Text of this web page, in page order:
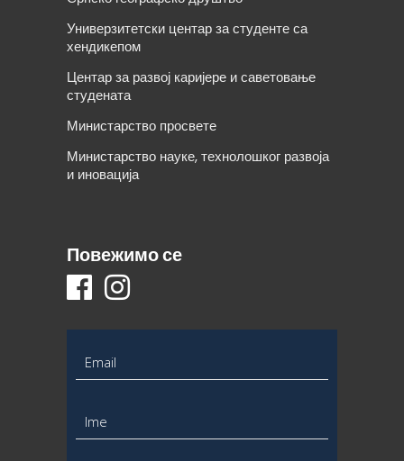
Универзитетски центар за студенте са
хендикепом
Центар за развој каријере и саветовање
студената
Министарство просвете
Министарство науке, технолошког развоја
и иновација
Повежимо се